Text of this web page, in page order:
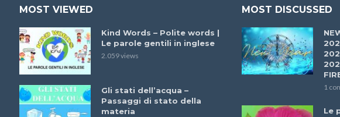
MOST VIEWED
Kind Words – Polite words |
Le parole gentili in inglese
2.059 views
Gli stati dell’acqua –
Passaggi di stato della
materia
MOST DISCUSSED
1
Le